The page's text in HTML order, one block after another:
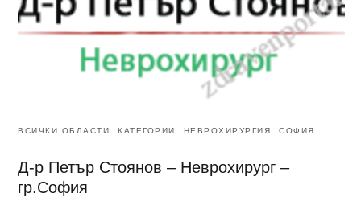
ВСИЧКИ ОБЛАСТИ КАТЕГОРИИ НЕВРОХИРУРГИЯ СОФИЯ
Д-р Петър Стоянов – Неврохирург –
гр.София